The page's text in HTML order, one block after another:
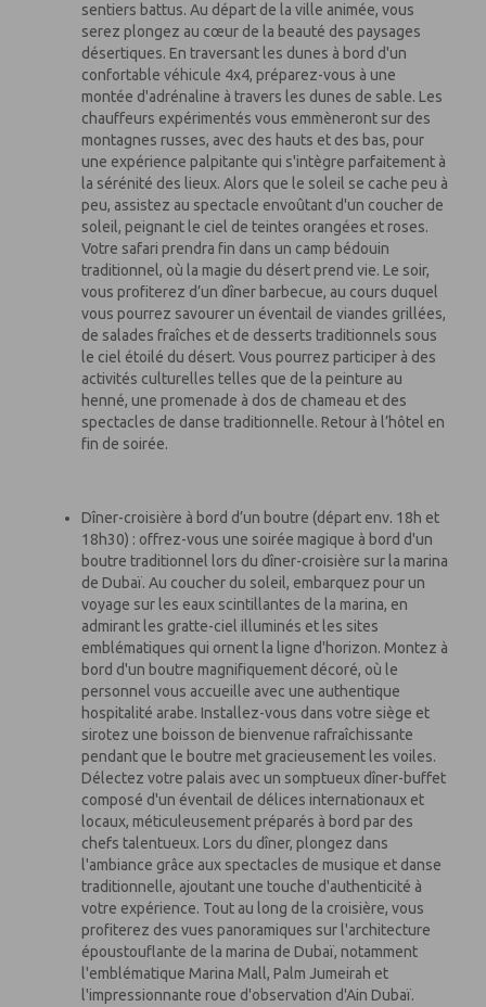
sentiers battus. Au départ de la ville animée, vous
serez plongez au cœur de la beauté des paysages
désertiques. En traversant les dunes à bord d'un
confortable véhicule 4x4, préparez-vous à une
montée d'adrénaline à travers les dunes de sable. Les
chauffeurs expérimentés vous emmèneront sur des
montagnes russes, avec des hauts et des bas, pour
une expérience palpitante qui s'intègre parfaitement à
la sérénité des lieux. Alors que le soleil se cache peu à
peu, assistez au spectacle envoûtant d'un coucher de
soleil, peignant le ciel de teintes orangées et roses.
Votre safari prendra fin dans un camp bédouin
traditionnel, où la magie du désert prend vie. Le soir,
vous profiterez d’un dîner barbecue, au cours duquel
vous pourrez savourer un éventail de viandes grillées,
de salades fraîches et de desserts traditionnels sous
le ciel étoilé du désert. Vous pourrez participer à des
activités culturelles telles que de la peinture au
henné, une promenade à dos de chameau et des
spectacles de danse traditionnelle. Retour à l’hôtel en
fin de soirée.
Dîner-croisière à bord d’un boutre (départ env. 18h et
18h30) : offrez-vous une soirée magique à bord d'un
boutre traditionnel lors du dîner-croisière sur la marina
de Dubaï. Au coucher du soleil, embarquez pour un
voyage sur les eaux scintillantes de la marina, en
admirant les gratte-ciel illuminés et les sites
emblématiques qui ornent la ligne d'horizon. Montez à
bord d'un boutre magnifiquement décoré, où le
personnel vous accueille avec une authentique
hospitalité arabe. Installez-vous dans votre siège et
sirotez une boisson de bienvenue rafraîchissante
pendant que le boutre met gracieusement les voiles.
Délectez votre palais avec un somptueux dîner-buffet
composé d'un éventail de délices internationaux et
locaux, méticuleusement préparés à bord par des
chefs talentueux. Lors du dîner, plongez dans
l'ambiance grâce aux spectacles de musique et danse
traditionnelle, ajoutant une touche d'authenticité à
votre expérience. Tout au long de la croisière, vous
profiterez des vues panoramiques sur l'architecture
époustouflante de la marina de Dubaï, notamment
l'emblématique Marina Mall, Palm Jumeirah et
l'impressionnante roue d'observation d'Ain Dubaï.